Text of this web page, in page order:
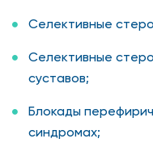
Селективные
Селективные
суставов;
Блокады
синдромах;